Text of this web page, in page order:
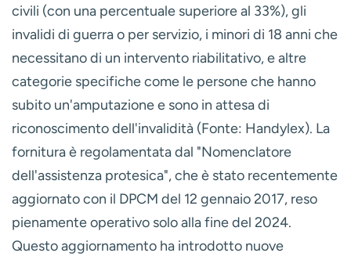
civili (con una percentuale superiore al 33%), gli
invalidi di guerra o per servizio, i minori di 18 anni che
necessitano di un intervento riabilitativo, e altre
categorie specifiche come le persone che hanno
subito un'amputazione e sono in attesa di
riconoscimento dell'invalidità (Fonte: Handylex). La
fornitura è regolamentata dal "Nomenclatore
dell'assistenza protesica", che è stato recentemente
aggiornato con il DPCM del 12 gennaio 2017, reso
pienamente operativo solo alla fine del 2024.
Questo aggiornamento ha introdotto nuove